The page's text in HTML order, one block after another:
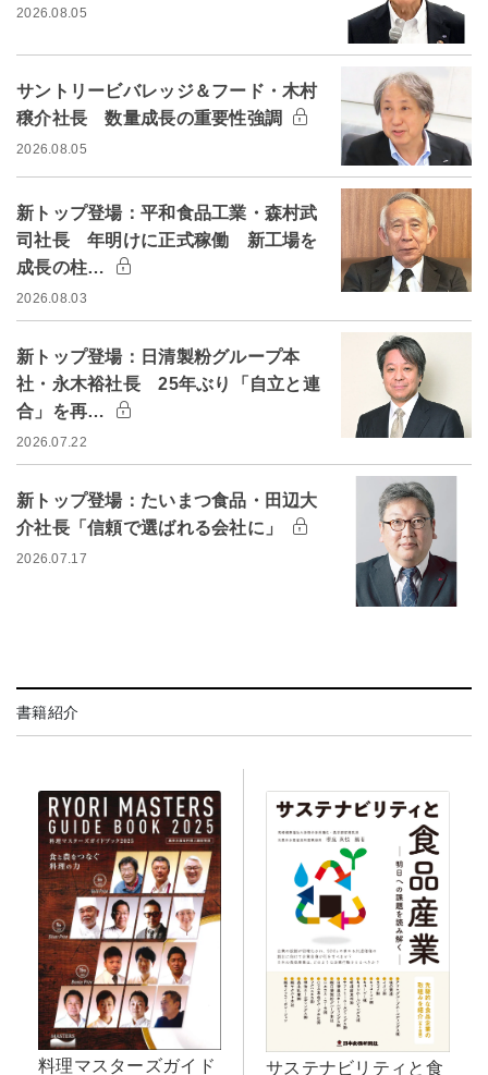
2026.08.05
サントリービバレッジ＆フード・木村
穣介社長 数量成長の重要性強調
2026.08.05
新トップ登場：平和食品工業・森村武
司社長 年明けに正式稼働 新工場を
成長の柱…
2026.08.03
新トップ登場：日清製粉グループ本
社・永木裕社長 25年ぶり「自立と連
合」を再…
2026.07.22
新トップ登場：たいまつ食品・田辺大
介社長「信頼で選ばれる会社に」
2026.07.17
書籍紹介
料理マスターズガイド
サステナビリティと食